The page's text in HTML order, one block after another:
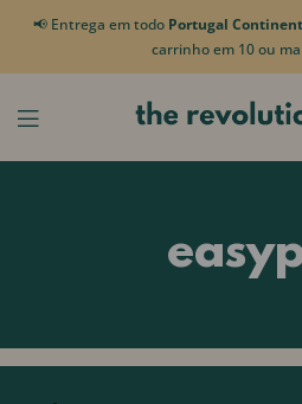
📢 Entrega em todo Portugal
carrinho em 10 ou